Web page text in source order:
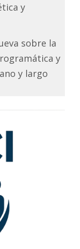
y
sobre la
y
y largo